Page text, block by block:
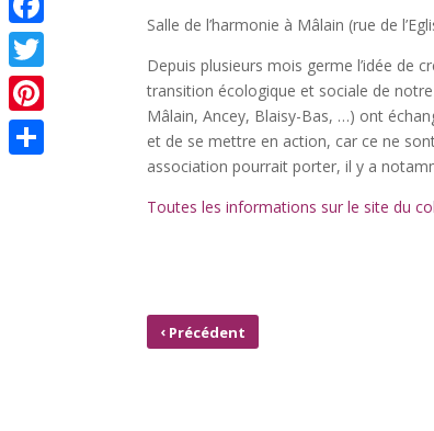
Salle de l’harmonie à Mâlain (rue de
Depuis plusieurs mois germe l’idée de
transition écologique et sociale de
Mâlain, Ancey, Blaisy-Bas, …) ont
et de se mettre en action, car ce ne
association pourrait porter, il y a
Toutes les informations sur le site du
‹ Précédent
Facebook
Twitter
Pinterest